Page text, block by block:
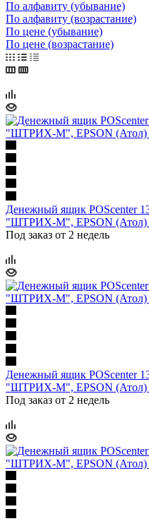
По алфавиту (убывание)
По алфавиту (возрастание)
По цене (убывание)
По цене (возрастание)
Денежный ящик POScenter
"ШТРИХ-М", EPSON (Атол)
Под заказ от 2 недель
Денежный ящик POScenter
"ШТРИХ-М", EPSON (Атол)
Под заказ от 2 недель